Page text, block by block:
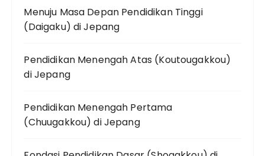
Menuju Masa Depan Pendidikan Tinggi
(Daigaku) di Jepang
Pendidikan Menengah Atas (Koutougakkou)
di Jepang
Pendidikan Menengah Pertama
(Chuugakkou) di Jepang